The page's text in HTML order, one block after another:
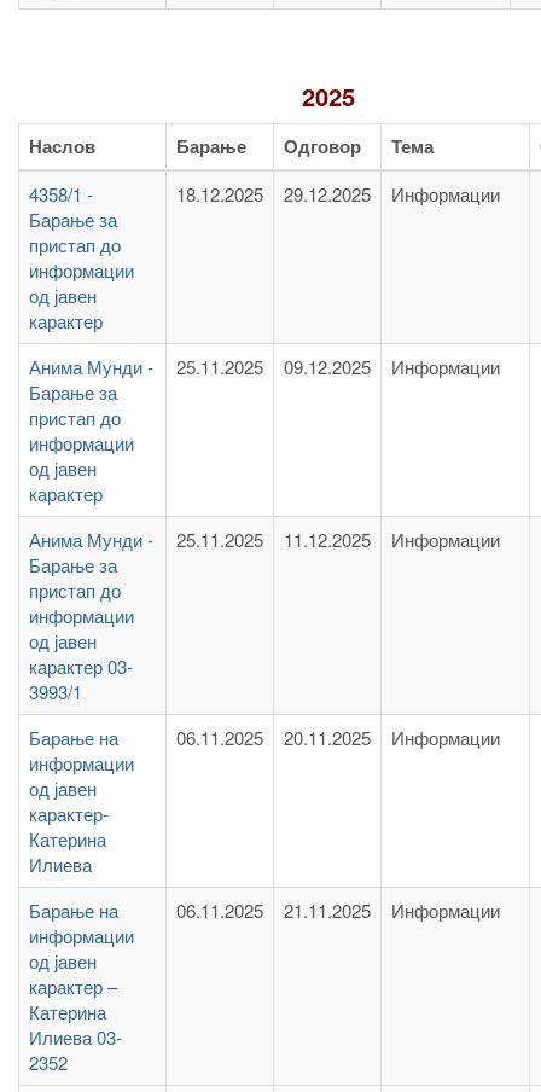
2025
Наслов Барање Одговор Тема
4358/1 -
Барање за
пристап до
информации
од јавен
карактер
18.12.2025 29.12.2025 Информации
Анима Мунди -
Барање за
пристап до
информации
од јавен
карактер
25.11.2025 09.12.2025 Информации
Анима Мунди -
Барање за
пристап до
информации
од јавен
карактер 03-
3993/1
25.11.2025 11.12.2025 Информации
Барање на
информации
од јавен
карактер-
Катерина
Илиева
06.11.2025 20.11.2025 Информации
Барање на
информации
од јавен
карактер –
Катерина
Илиева 03-
2352
06.11.2025 21.11.2025 Информации